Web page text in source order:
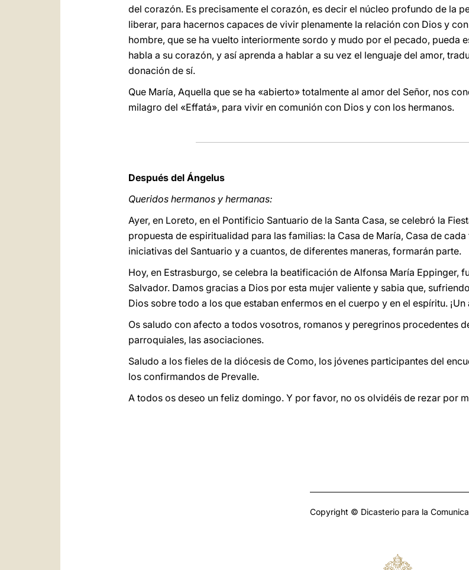
del corazón. Es precisamente el corazón, es decir el núcleo profundo de la
liberar, para hacernos capaces de vivir plenamente la relación con Dios y
hombre, que se ha vuelto interiormente sordo y mudo por el pecado, pueda
habla a su corazón, y así aprenda a hablar a su vez el lenguaje del amor,
donación de sí.
Que María, Aquella que se ha «abierto» totalmente al amor del Señor, nos
milagro del «Effatá», para vivir en comunión con Dios y con los hermanos.
Después del Ángelus
Queridos hermanos y hermanas:
Ayer, en Loreto, en el Pontificio Santuario de la Santa Casa, se celebró la
propuesta de espiritualidad para las familias: la Casa de María, Casa de
iniciativas del Santuario y a cuantos, de diferentes maneras, formarán parte.
Hoy, en Estrasburgo, se celebra la beatificación de Alfonsa María Eppinger,
Salvador. Damos gracias a Dios por esta mujer valiente y sabia que,
Dios sobre todo a los que estaban enfermos en el cuerpo y en el espíritu.
Os saludo con afecto a todos vosotros, romanos y peregrinos procedentes
parroquiales, las asociaciones.
Saludo a los fieles de la diócesis de Como, los jóvenes participantes del
los confirmandos de Prevalle.
A todos os deseo un feliz domingo. Y por favor, no os olvidéis de rezar por
Copyright © Dicasterio para la